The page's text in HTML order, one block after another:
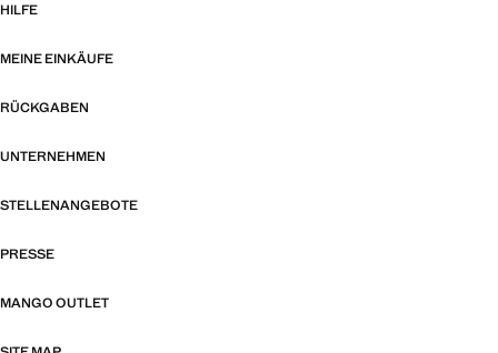
HILFE
MEINE EINKÄUFE
RÜCKGABEN
UNTERNEHMEN
STELLENANGEBOTE
PRESSE
MANGO OUTLET